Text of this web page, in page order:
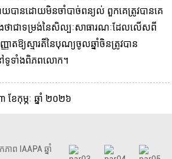
យបានដោយមិនចាំបាច់ពន្យល់ ពួកគេត្រូវបានគេ
ថាជាទម្រង់នៃសិល្បៈសាធារណៈដែលលើសពី
ាតឱ្យស្មារតីនៃបុណ្យចូលឆ្នាំចិនត្រូវបាន
ទូទាំងពិភពលោក។
ខែកុម្ភៈ ឆ្នាំ ២០២៦